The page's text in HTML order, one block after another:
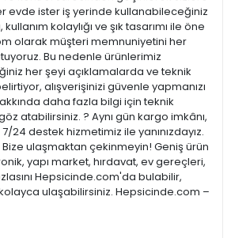
evde ister iş yerinde kullanabileceğiniz
kullanım kolaylığı ve şık tasarımı ile öne
olarak müşteri memnuniyetini her
Bu nedenle ürünlerimiz
her şeyi açıklamalarda ve teknik
alışverişinizi güvenle yapmanızı
daha fazla bilgi için teknik
atabilirsiniz. ? Aynı gün kargo imkânı,
24 destek hizmetimiz ile yanınızdayız.
Bize ulaşmaktan çekinmeyin! Geniş ürün
yapı market, hırdavat, ev gereçleri,
Hepsicinde.com'da bulabilir,
kolayca ulaşabilirsiniz. Hepsicinde.com –